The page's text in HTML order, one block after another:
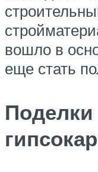
вошло в
еще стать
Поделки